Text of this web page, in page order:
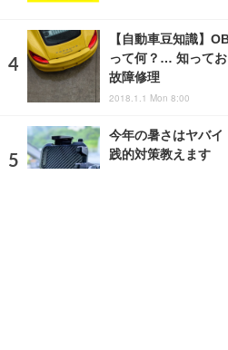
【自動車豆知識】
って何？… 知って
故障修理
2018.1.1 Mon 8:00
今年の暑さはヤバイ
践的対策教えます